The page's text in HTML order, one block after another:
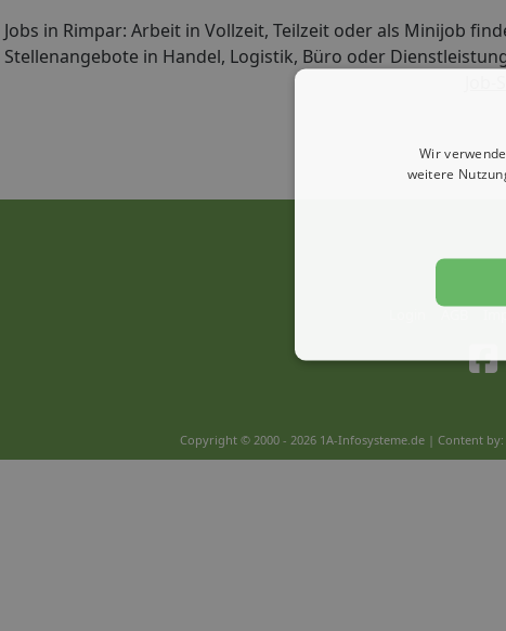
Jobs in Rimpar: Arbeit in Vollzeit, Teilzeit oder als Minijob
Stellenangebote in Handel, Logistik, Büro oder
Copyright © 2000 - 2026 1A-Infosysteme.de | Content
Wir
weitere